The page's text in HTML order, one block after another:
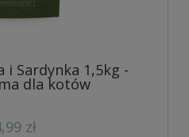
i Sardynka 1,5kg -
dla kotów
zł